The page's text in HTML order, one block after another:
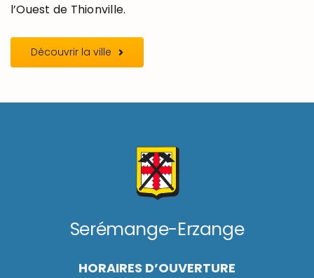
l’Ouest de Thionville.
Découvrir la ville
Serémange-Erzange
HORAIRES D’OUVERTURE